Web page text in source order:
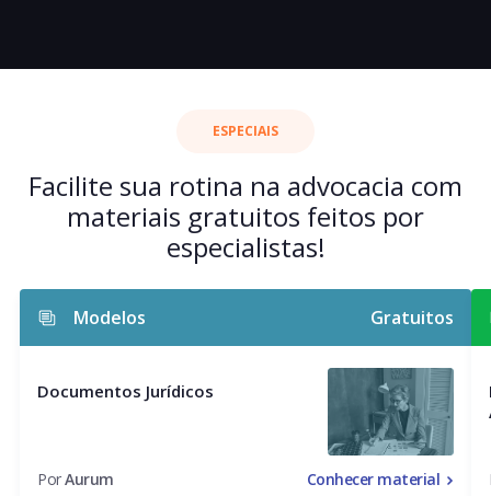
ESPECIAIS
Facilite sua rotina na advocacia com
materiais gratuitos feitos por
especialistas!
Modelos Gratuitos
Documentos Jurídicos
PorAurum Conhecer material